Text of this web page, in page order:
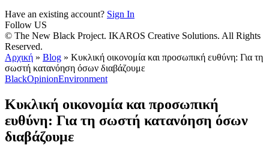
Have an existing account? Sign In
Follow US
© The New Black Project. IKAROS Creative Solutions. All Rights
Reserved.
Αρχική » Blog » Κυκλική οικονομία και προσωπική ευθύνη: Για τη
σωστή κατανόηση όσων διαβάζουμε
BlackOpinionEnvironment
Κυκλική οικονομία και προσωπική
ευθύνη: Για τη σωστή κατανόηση όσων
διαβάζουμε